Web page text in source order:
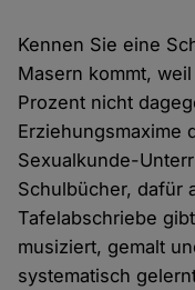
Kennen Sie eine
Masern kommt,
Prozent nicht
Erziehungsmaxime
Sexualkunde-
Schulbücher, dafür
Tafelabschriebe
musiziert, gemalt
systematisch